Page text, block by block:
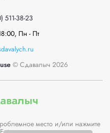
511-38-23
Пн - Пт
© Сдавалыч 2026
место и/или нажмите